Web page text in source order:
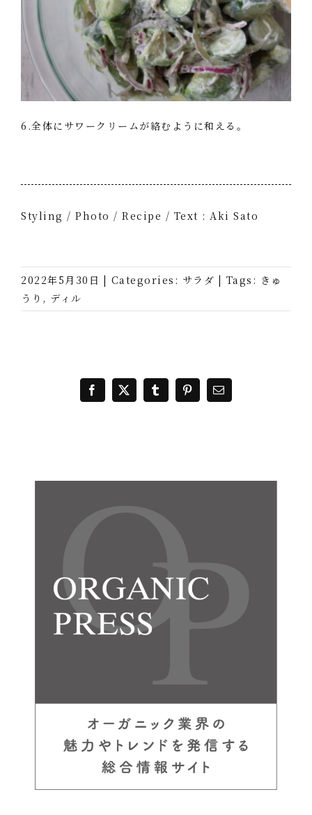
6.全体にサワークリームが絡むように和える。
Styling / Photo / Recipe / Text : Aki Sato
2022年5月30日 | Categories: サラダ | Tags: きゅ
うり , ディル
Facebook
X TumblrPinterest
電